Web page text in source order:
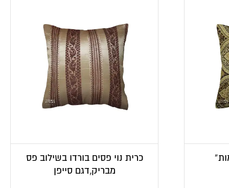
כרית נוי פסים בורדו בשילוב פס
מבריק,דגם סייפן